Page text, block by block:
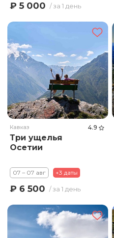
₽ 5 000 / за 1 день
Кавказ 4.9
Три ущелья
Осетии
07 – 07 авг +3 даты
₽ 6 500 / за 1 день